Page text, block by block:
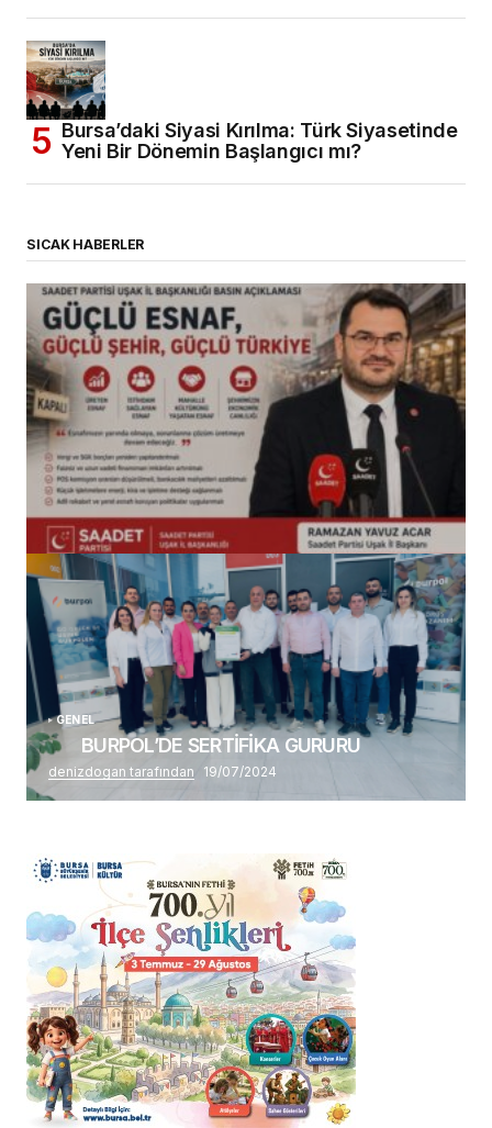
Bursa’daki Siyasi Kırılma: Türk Siyasetinde
Yeni Bir Dönemin Başlangıcı mı?
SICAK HABERLER
(başlıksız)
Alaattin Karahan tarafından 14/07/2026
GENEL
BURPOL’DE SERTİFİKA GURURU
denizdogan tarafından 19/07/2024